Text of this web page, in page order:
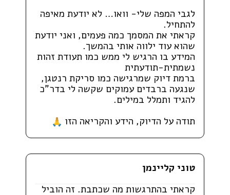
לגבי המפה שלי- וואו… לא יודעת מאיפה
להתחיל.
קראתי את המסמך כמה פעמים, ואני יודעת
שהוא עוד ילווה אותי בהמשך.
המידע בו הרגיש לי ממש כמו תעודת זהות
נשמתית-תודעתית
ברמת דיוק שמרגישה כמו סריקת רנטגן,
שנגעה ברבדים עמוקים שקשה לי בדר"כ
להגיד ותמלל במילים.
תודה על הדיוק, הידע והקריאה הזו
טוני קליינמן
קראתי בהתרגשות מה שכתבת. זה הוביל